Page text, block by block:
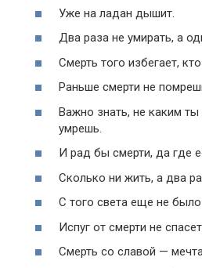
Уже на ладан дышит.
Два раза не умирать, а
Смерть того избегает,
Раньше смерти не
Важно знать, не каким
умрешь.
И рад бы смерти, да где
Сколько ни жить, а два
С того света еще не было
Испуг от смерти не спасет.
Смерть со славой —